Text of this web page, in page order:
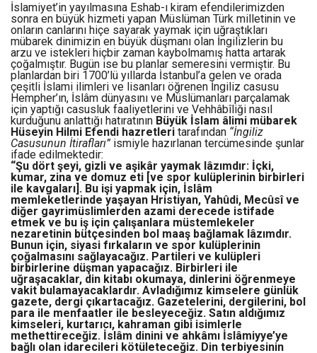
İslamiyet’in yayılmasına Eshab-ı kiram efendilerimizden
sonra en büyük hizmeti yapan Müslüman Türk milletinin ve
onların canlarını hiçe sayarak yaymak için uğraştıkları
mübarek dinimizin en büyük düşmanı olan İngilizlerin bu
arzu ve istekleri hiçbir zaman kaybolmamış hatta artarak
çoğalmıştır. Bugün ise bu planlar semeresini vermiştir. Bu
planlardan biri 1700’lü yıllarda İstanbul’a gelen ve orada
çeşitli İslami ilimleri ve lisanları öğrenen İngiliz casusu
Hempher’ın, İslâm dünyasını ve Müslümanları parçalamak
için yaptığı casusluk faaliyetlerini ve Vehhâbîliği nasıl
kurduğunu anlattığı hatıratının Büyük İslam âlimi mübarek
Hüseyin Hilmi Efendi hazretleri tarafından “İngiliz
Casusunun İtirafları” ismiyle hazırlanan tercümesinde şunlar
ifade edilmektedir:
“Şu dört şeyi, gizli ve aşikâr yaymak lâzımdır: İçki,
kumar, zina ve domuz eti [ve spor kulüplerinin birbirleri
ile kavgaları]. Bu işi yapmak için, İslâm
memleketlerinde yaşayan Hristiyan, Yahûdi, Mecûsî ve
diğer gayrimüslimlerden azami derecede istifade
etmek ve bu iş için çalışanlara müstemlekeler
nezaretinin bütçesinden bol maaş bağlamak lâzımdır.
Bunun için, siyasi fırkaların ve spor kulüplerinin
çoğalmasını sağlayacağız. Partileri ve kulüpleri
birbirlerine düşman yapacağız. Birbirleri ile
uğraşacaklar, din kitabı okumaya, dinlerini öğrenmeye
vakit bulamayacaklardır. Avladığımız kimselere günlük
gazete, dergi çıkartacağız. Gazetelerini, dergilerini, bol
para ile menfaatler ile besleyeceğiz. Satın aldığımız
kimseleri, kurtarıcı, kahraman gibi isimlerle
methettireceğiz. İslâm dinini ve ahkâmı İslâmiyye’ye
bağlı olan idarecileri kötületeceğiz. Din terbiyesinin